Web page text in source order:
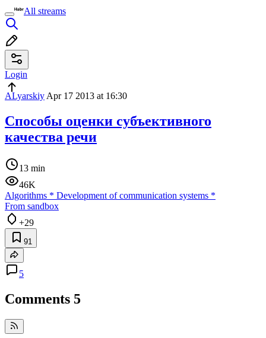
All streams
Login
ALyarskiy Apr 17 2013 at 16:30
Способы оценки субъективного
качества речи
13 min
46K
Algorithms * Development of communication systems *
From sandbox
+29
91
5
Comments 5